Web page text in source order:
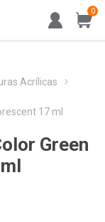
0
Acrílicas
17 ml
Green